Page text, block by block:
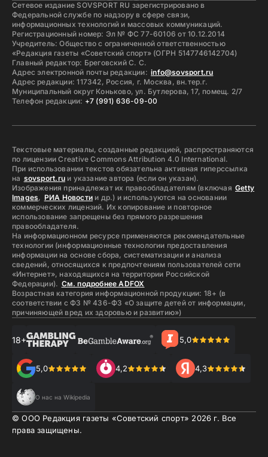
Сетевое издание SOVSPORT RU зарегистрировано в
Федеральной службе по надзору в сфере связи,
информационных технологий и массовых коммуникаций.
Регистрационный номер: Эл № ФС 77-60106 от 10.12.2014
Учредитель: Общество с ограниченной ответственностью
«Редакция газеты «Советский спорт» (ОГРН 5147746142704)
Главный редактор: Бреговский С. С.
Адрес электронной почты редакции: info@sovsport.ru
Адрес редакции: 117342, Россия, г. Москва, вн.тер.г.
Муниципальный округ Коньково, ул. Бутлерова, 17, помещ. 2/7
Телефон редакции: +7 (991) 636-09-00
Текстовые материалы, созданные редакцией, распространяются
по лицензии Creative Commons Attribution 4.0 International.
При использовании текстов обязательна активная гиперссылка
на sovsport.ruи указание автора (если он указан).
Изображения принадлежат их правообладателям (включая Getty
Images, РИА Новости и др.) и используются на основании
коммерческих лицензий. Их копирование и повторное
использование запрещены без прямого разрешения
правообладателя.
На информационном ресурсе применяются рекомендательные
технологии (информационные технологии предоставления
информации на основе сбора, систематизации и анализа
сведений, относящихся к предпочтениям пользователей сети
«Интернет», находящихся на территории Российской
Федерации). См. подробнее ADFOX
Возрастная категория информационной продукции: 18+ (в
соответствии с ФЗ № 436-ФЗ «О защите детей от информации,
причиняющей вред их здоровью и развитию»)
18+ 5,0
5,0 4,2 4,3
О нас на Wikipedia
© ООО Редакция газеты «Советский спорт» 2026 г. Все
права защищены.